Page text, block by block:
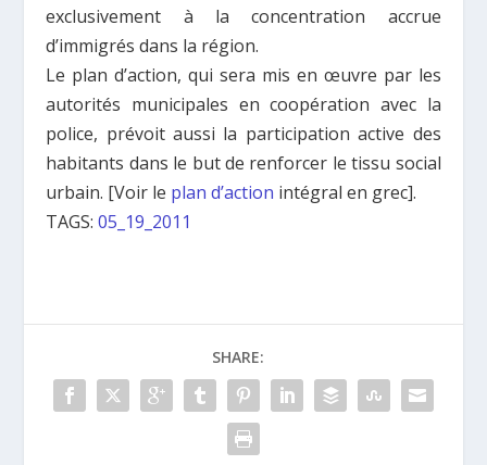
exclusivement à la concentration accrue
d’immigrés dans la région.
Le plan d’action, qui sera mis en œuvre par les
autorités municipales en coopération avec la
police, prévoit aussi la participation active des
habitants dans le but de renforcer le tissu social
urbain. [Voir le plan d’action intégral en grec].
TAGS:05_19_2011
SHARE: